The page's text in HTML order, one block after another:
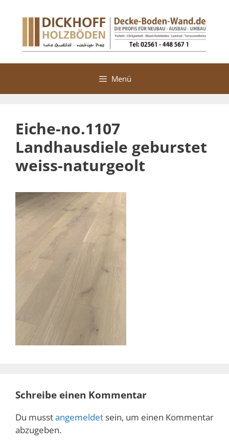
Menü
Eiche-no.1107
Landhausdiele geburstet
weiss-naturgeolt
Schreibe einen Kommentar
Du musstangemeldet sein, um einen Kommentar
abzugeben.